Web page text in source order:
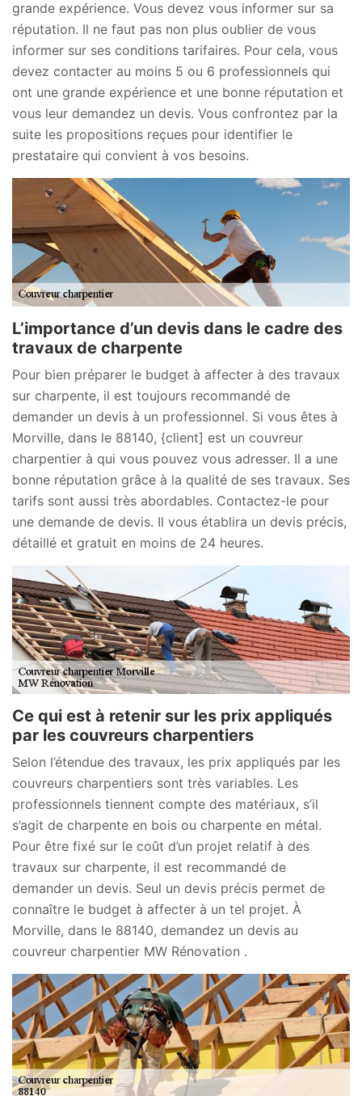
grande expérience. Vous devez vous informer sur sa
réputation. Il ne faut pas non plus oublier de vous
informer sur ses conditions tarifaires. Pour cela, vous
devez contacter au moins 5 ou 6 professionnels qui
ont une grande expérience et une bonne réputation et
vous leur demandez un devis. Vous confrontez par la
suite les propositions reçues pour identifier le
prestataire qui convient à vos besoins.
L’importance d’un devis dans le cadre des
travaux de charpente
Pour bien préparer le budget à affecter à des travaux
sur charpente, il est toujours recommandé de
demander un devis à un professionnel. Si vous êtes à
Morville, dans le 88140, {client] est un couvreur
charpentier à qui vous pouvez vous adresser. Il a une
bonne réputation grâce à la qualité de ses travaux. Ses
tarifs sont aussi très abordables. Contactez-le pour
une demande de devis. Il vous établira un devis précis,
détaillé et gratuit en moins de 24 heures.
Ce qui est à retenir sur les prix appliqués
par les couvreurs charpentiers
Selon l’étendue des travaux, les prix appliqués par les
couvreurs charpentiers sont très variables. Les
professionnels tiennent compte des matériaux, s’il
s’agit de charpente en bois ou charpente en métal.
Pour être fixé sur le coût d’un projet relatif à des
travaux sur charpente, il est recommandé de
demander un devis. Seul un devis précis permet de
connaître le budget à affecter à un tel projet. À
Morville, dans le 88140, demandez un devis au
couvreur charpentier MW Rénovation .